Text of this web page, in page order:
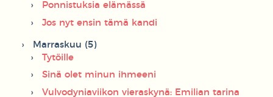
Ponnistuksia elämässä
Jos nyt ensin tämä kandi
Marraskuu (5)
Tytöille
Sinä olet minun ihmeeni
Vulvodyniaviikon vieraskynä: Emilian tarina